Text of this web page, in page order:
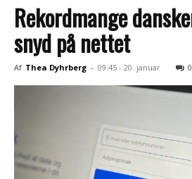
Rekordmange
snyd på nettet
Af Thea Dyhrberg - 09:45 - 20. januar 0